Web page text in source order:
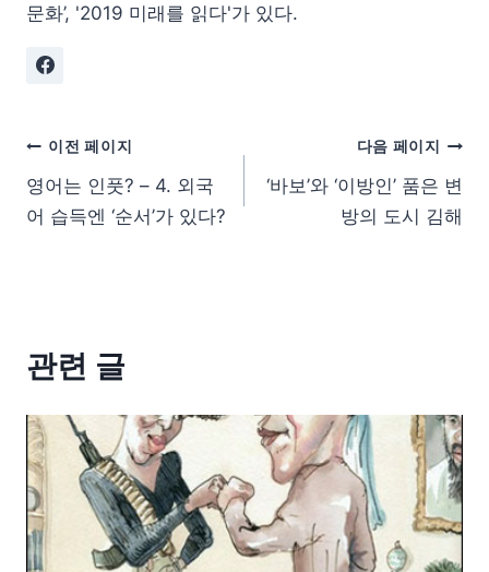
문화’, '2019 미래를 읽다'가 있다.
이전 페이지
영어는 인풋? – 4. 외국
어 습득엔 ‘순서’가 있다?
다음 페이지
‘바보’와 ‘이방인’ 품은 변
방의 도시 김해
관련 글